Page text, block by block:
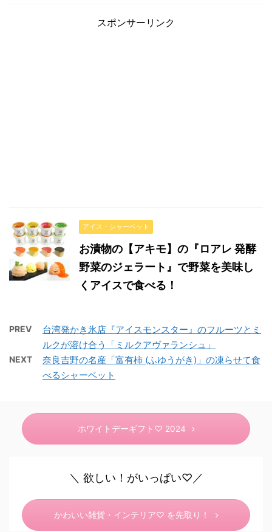
スポンサーリンク
アイス・シャーベット
お漬物の【アキモ】の『ロアレ 発酵
野菜のジェラート』で野菜を美味し
くアイスで食べる！
PREV
台湾発かき氷店『アイスモンスター』のフルーツとミ
ルクが溶け合う「ミルクアヴァランシュ」
NEXT
奈良吉野の名産「富有柿 (ふゆうがき)」の凍らせて食
べるシャーベット
ホワイトデーギフト♡ 2024
＼ 欲しい！がいっぱい♡／
かわいい雑貨・インテリア♡ を先取り！